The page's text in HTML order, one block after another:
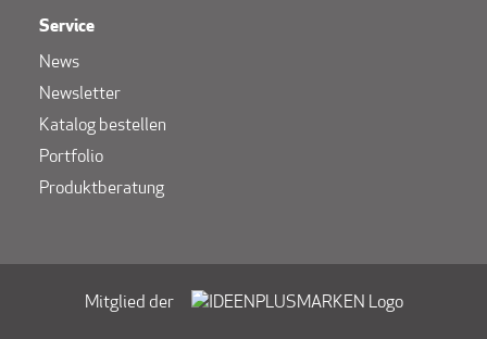
Service
News
Newsletter
Katalog bestellen
Portfolio
Produktberatung
Mitglied der